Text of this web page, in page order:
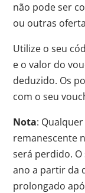
não pode ser
ou outras
Utilize o seu
e o valor do
deduzido. Os
com o seu
Nota:
remanescente
será perdido.
ano a partir da
prolongado